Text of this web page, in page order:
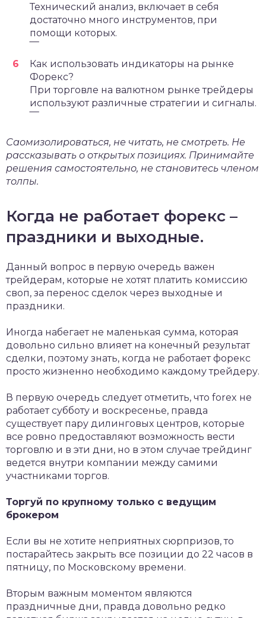
Технический анализ, включает в себя
достаточно много инструментов, при
помощи которых.
‾‾‾
Как использовать индикаторы на рынке
Форекс?
При торговле на валютном рынке трейдеры
используют различные стратегии и сигналы.
‾‾‾
Саомизолироваться, не читать, не смотреть. Не
рассказывать о открытых позициях. Принимайте
решения самостоятельно, не становитесь членом
толпы.
Когда не работает форекс –
праздники и выходные.
Данный вопрос в первую очередь важен
трейдерам, которые не хотят платить комиссию
своп, за перенос сделок через выходные и
праздники.
Иногда набегает не маленькая сумма, которая
довольно сильно влияет на конечный результат
сделки, поэтому знать, когда не работает форекс
просто жизненно необходимо каждому трейдеру.
В первую очередь следует отметить, что forex не
работает субботу и воскресенье, правда
существует пару дилинговых центров, которые
все ровно предоставляют возможность вести
торговлю и в эти дни, но в этом случае трейдинг
ведется внутри компании между самими
участниками торгов.
Торгуй по крупному только с ведущим
брокером
Если вы не хотите неприятных сюрпризов, то
постарайтесь закрыть все позиции до 22 часов в
пятницу, по Московскому времени.
Вторым важным моментом являются
праздничные дни, правда довольно редко